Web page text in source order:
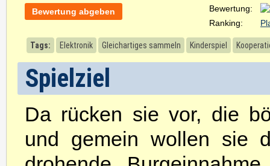
Bewertung abgeben
Bewertung:
Ranking:
Tags: Elektronik Gleichartiges sammeln Kinderspiel
Spielziel
Da rücken sie vor, die
und gemein wollen sie